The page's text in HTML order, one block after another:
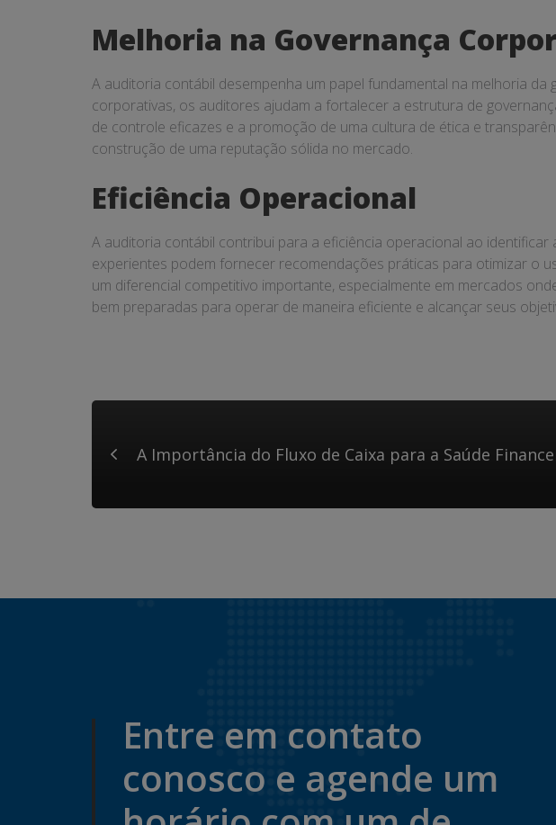
Melhoria na Governança
A auditoria contábil desempenha um papel fundamental na melhoria
corporativas, os auditores ajudam a fortalecer a estrutura de
de controle eficazes e a promoção de uma cultura de ética e
construção de uma reputação sólida no mercado.
Eficiência Operacional
A auditoria contábil contribui para a eficiência operacional ao
experientes podem fornecer recomendações práticas para otimizar o
um diferencial competitivo importante, especialmente em mercados
bem preparadas para operar de maneira eficiente e alcançar seus
A Importância do Fluxo de Caixa para a Saúde
Entre em contato
conosco e agende um